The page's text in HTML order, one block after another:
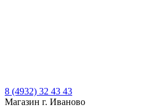
8 (4932) 32 43 43
Магазин г. Иваново